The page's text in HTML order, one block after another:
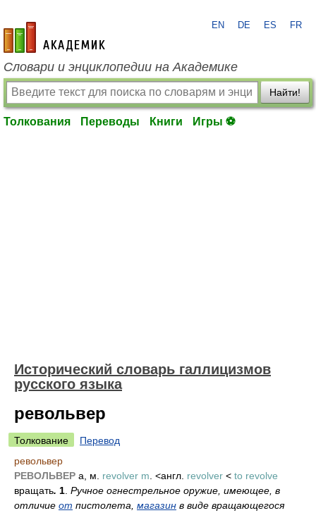
academic.ru
EN DE ES FR
Словари и энциклопедии на Академике
Найти!
Толкования Переводы Книги Игры ⚽
Исторический словарь галлицизмов
русского языка
револьвер
Толкование
Перевод
револьвер
РЕВОЛЬВЕР а, м. revolver m . <англ. revolver < to revolve
вращать. 1 Ручное огнестрельное оружие, имеющее, в
отличие от пистолета, магазин в виде вращающегося